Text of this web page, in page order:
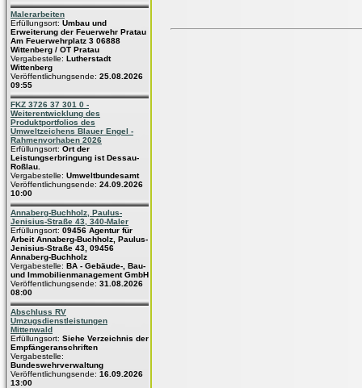
Malerarbeiten
Erfüllungsort: Umbau und
Erweiterung der Feuerwehr Pratau
Am Feuerwehrplatz 3 06888
Wittenberg / OT Pratau
Vergabestelle: Lutherstadt
Wittenberg
Veröffentlichungsende: 25.08.2026
09:55
FKZ 3726 37 301 0 -
Weiterentwicklung des
Produktportfolios des
Umweltzeichens Blauer Engel -
Rahmenvorhaben 2026
Erfüllungsort: Ort der
Leistungserbringung ist Dessau-
Roßlau.
Vergabestelle: Umweltbundesamt
Veröffentlichungsende: 24.09.2026
10:00
Annaberg-Buchholz, Paulus-
Jenisius-Straße 43, 340-Maler
Erfüllungsort: 09456 Agentur für
Arbeit Annaberg-Buchholz, Paulus-
Jenisius-Straße 43, 09456
Annaberg-Buchholz
Vergabestelle: BA - Gebäude-, Bau-
und Immobilienmanagement GmbH
Veröffentlichungsende: 31.08.2026
08:00
Abschluss RV
Umzugsdienstleistungen
Mittenwald
Erfüllungsort: Siehe Verzeichnis der
Empfängeranschriften
Vergabestelle:
Bundeswehrverwaltung
Veröffentlichungsende: 16.09.2026
13:00